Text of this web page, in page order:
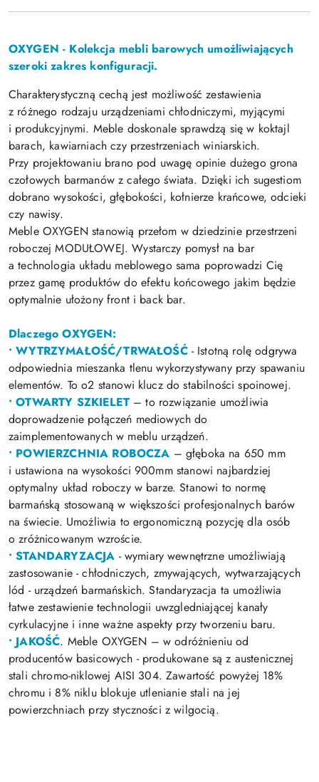
OXYGEN - Kolekcja mebli barowych umożliwiających
szeroki zakres konfiguracji.
Charakterystyczną cechą jest możliwość zestawienia
z różnego rodzaju urządzeniami chłodniczymi, myjącymi
i produkcyjnymi. Meble doskonale sprawdzą się w koktajl
barach, kawiarniach czy przestrzeniach winiarskich.
Przy projektowaniu brano pod uwagę opinie dużego grona
czołowych barmanów z całego świata. Dzięki ich sugestiom
dobrano wysokości, głębokości, kołnierze krańcowe, odcieki
czy nawisy.
Meble OXYGEN stanowią przełom w dziedzinie przestrzeni
roboczej MODUŁOWEJ. Wystarczy pomysł na bar
a technologia układu meblowego sama poprowadzi Cię
przez gamę produktów do efektu końcowego jakim będzie
optymalnie ułożony front i back bar.
Dlaczego OXYGEN:
• WYTRZYMAŁOŚĆ/TRWAŁOŚĆ- Istotną rolę odgrywa
odpowiednia mieszanka tlenu wykorzystywany przy spawaniu
elementów. To o2 stanowi klucz do stabilności spoinowej.
• OTWARTY SZKIELET – to rozwiązanie umożliwia
doprowadzenie połączeń mediowych do
zaimplementowanych w meblu urządzeń.
• POWIERZCHNIA ROBOCZA – głęboka na 650 mm
i ustawiona na wysokości 900mm stanowi najbardziej
optymalny układ roboczy w barze. Stanowi to normę
barmańską stosowaną w większości profesjonalnych barów
na świecie. Umożliwia to ergonomiczną pozycję dla osób
o zróżnicowanym wzroście.
• STANDARYZACJA - wymiary wewnętrzne umożliwiają
zastosowanie - chłodniczych, zmywających, wytwarzających
lód - urządzeń barmańskich. Standaryzacja ta umożliwia
łatwe zestawienie technologii uwzgledniającej kanały
cyrkulacyjne i inne ważne aspekty przy tworzeniu baru.
• JAKOŚĆ. Meble OXYGEN – w odróżnieniu od
producentów basicowych - produkowane są z austenicznej
stali chromo-niklowej AISI 304. Zawartość powyżej 18%
chromu i 8% niklu blokuje utlenianie stali na jej
powierzchniach przy styczności z wilgocią.